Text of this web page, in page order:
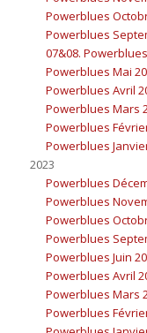
Powerblues
Powerblues
07&08.
Powerblues Mai
Powerblues Avril
Powerblues Mars
Powerblues
Powerblues
2023
Powerblues
Powerblues
Powerblues
Powerblues
Powerblues Juin
Powerblues Avril
Powerblues Mars
Powerblues